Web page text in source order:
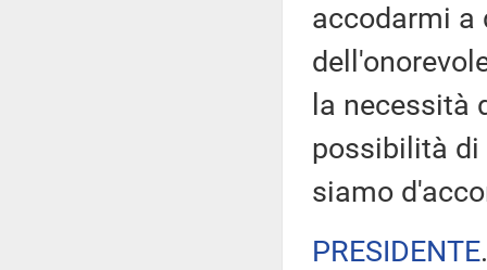
accodarmi a
la necessità
possibilità di
siamo
PRESIDENTE